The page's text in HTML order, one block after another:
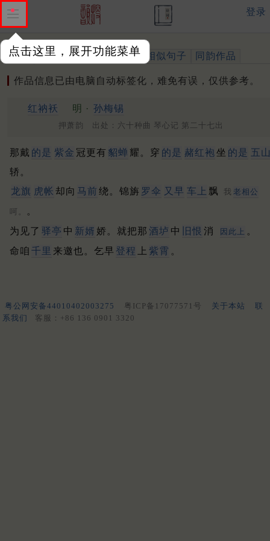
点击这里，展开功能菜单
登录
作品 标注四声 出处、引用 相似句子 同韵作品
作品信息已由电脑自动标签化，难免有误，仅供参考。
红衲袄 明 · 孙梅锡
押萧韵 出处：六十种曲 琴心记 第二十七出
那戴 的是 紫金 冠更有 貂蝉 耀。穿 的是 赭红袍坐 的是 五
轿。
龙旗 虎帐 却向 马前 绕。锦旃 罗伞 又早 车上 飘 我 老相公
呵。
。
为见了 驿亭 中 新婿 娇。就把那 酒垆 中 旧恨 消 因此上 。
命咱 千里 来邀也。乞早 登程 上 紫霄 。
粤公网安备44010402003275 粤ICP备17077571号 关于本站
联
系我们
客服：+86 136 0901 3320